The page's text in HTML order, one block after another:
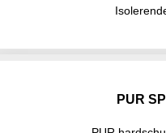
PUR